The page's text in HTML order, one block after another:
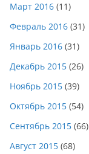
Март 2016 (11)
Февраль 2016 (31)
Январь 2016 (31)
Декабрь 2015 (26)
Ноябрь 2015 (39)
Октябрь 2015 (54)
Сентябрь 2015 (66)
Август 2015 (68)